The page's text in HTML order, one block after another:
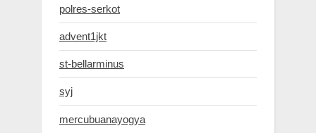
polres-serkot
advent1jkt
st-bellarminus
syj
mercubuanayogya